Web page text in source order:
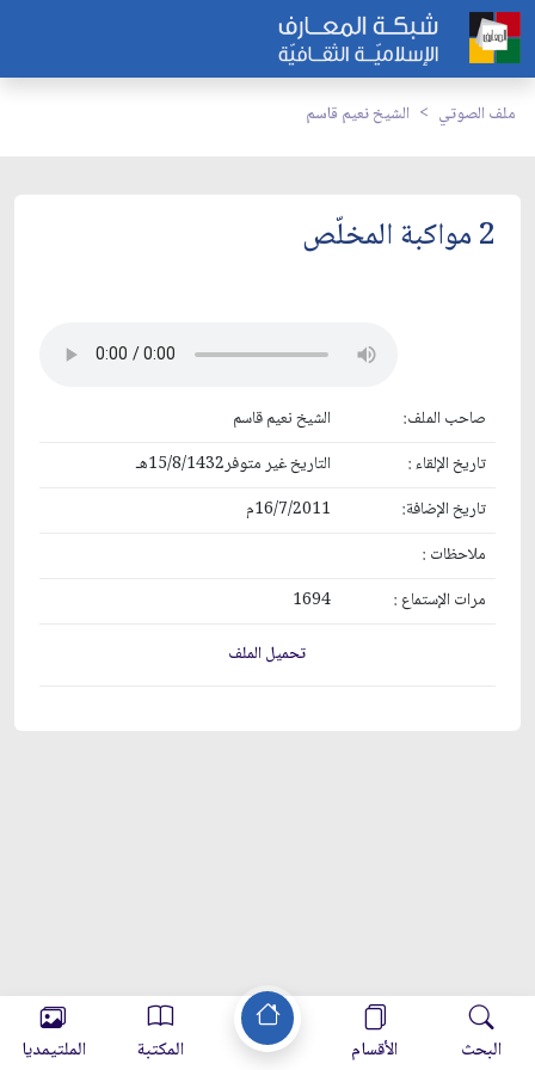
ملف الصوتي الشيخ نعيم قاسم
2 مواكبة المخلّص
صاحب الملف:
الشيخ نعيم قاسم
تاريخ الإلقاء :
التاريخ غير متوفر15/8/1432هـ
تاريخ الإضافة:
16/7/2011م
ملاحظات :
مرات الإستماع :
1694
تحميل الملف
البحث الأقسام المكتبة الملتيمديا